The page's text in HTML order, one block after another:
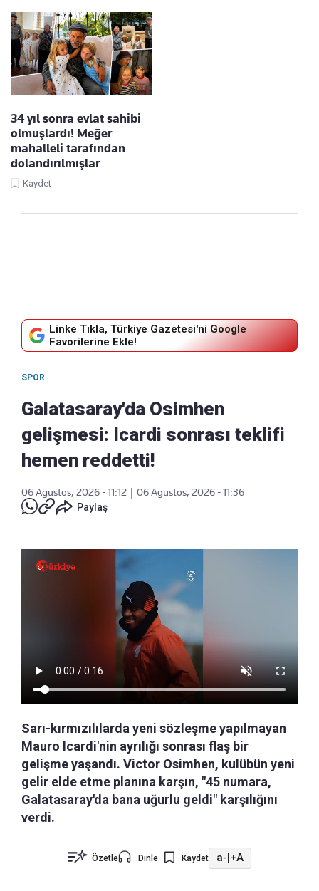
34 yıl sonra evlat sahibi
olmuşlardı! Meğer
mahalleli tarafından
dolandırılmışlar
Kaydet
Linke Tıkla, Türkiye Gazetesi'ni Google
Favorilerine Ekle!
SPOR
Galatasaray'da Osimhen
gelişmesi: Icardi sonrası teklifi
hemen reddetti!
06 Ağustos, 2026 - 11:12
06 Ağustos, 2026 - 11:36
Paylaş
Sarı-kırmızılılarda yeni sözleşme yapılmayan
Mauro Icardi'nin ayrılığı sonrası flaş bir
gelişme yaşandı. Victor Osimhen, kulübün yeni
gelir elde etme planına karşın, "45 numara,
Galatasaray'da bana uğurlu geldi" karşılığını
verdi.
Özetle Dinle Kaydet a-|+A